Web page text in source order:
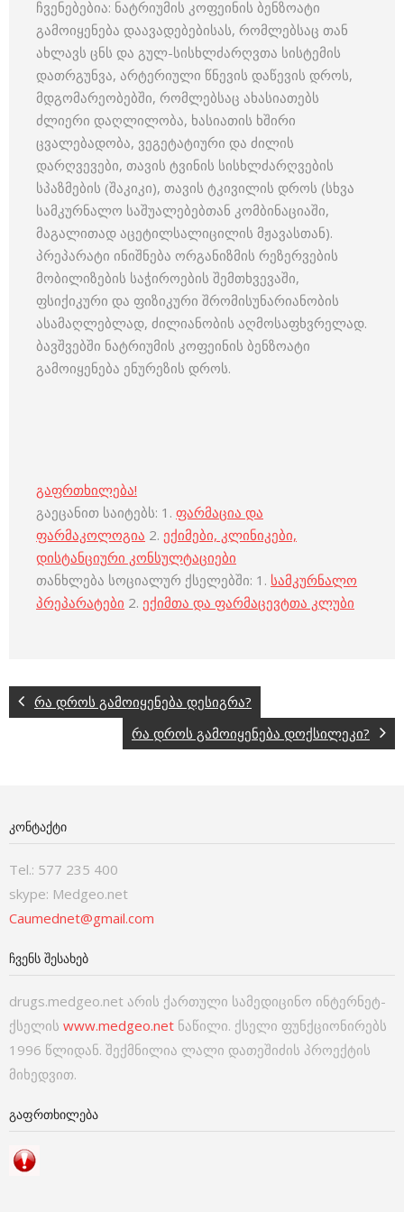
ჩვენებებია: ნატრიუმის კოფეინის ბენზოატი
გამოიყენება დაავადებებისას, რომლებსაც თან
ახლავს ცნს და გულ-სისხლძარღვთა სისტემის
დათრგუნვა, არტერიული წნევის დაწევის დროს,
მდგომარეობებში, რომლებსაც ახასიათებს
ძლიერი დაღლილობა, ხასიათის ხშირი
ცვალებადობა, ვეგეტატიური და ძილის
დარღვევები, თავის ტვინის სისხლძარღვების
სპაზმების (შაკიკი), თავის ტკივილის დროს (სხვა
სამკურნალო საშუალებებთან კომბინაციაში,
მაგალითად აცეტილსალიცილის მჟავასთან).
პრეპარატი ინიშნება ორგანიზმის რეზერვების
მობილიზების საჭიროების შემთხვევაში,
ფსიქიკური და ფიზიკური შრომისუნარიანობის
ასამაღლებლად, ძილიანობის აღმოსაფხვრელად.
ბავშვებში ნატრიუმის კოფეინის ბენზოატი
გამოიყენება ენურეზის დროს.
გაფრთხილება!
გაეცანით საიტებს: 1. ფარმაცია და
ფარმაკოლოგია 2. ექიმები, კლინიკები,
დისტანციური კონსულტაციები
თანხლება სოციალურ ქსელებში: 1. სამკურნალო
პრეპარატები 2. ექიმთა და ფარმაცევტთა კლუბი
რა დროს გამოიყენება დესიგრა?
რა დროს გამოიყენება დოქსილეკი?
ᲙᲝᲜᲢᲐᲥᲢᲘ
Tel.: 577 235 400
skype: Medgeo.net
Caumednet@gmail.com
ᲩᲕᲔᲜᲡ ᲨᲔᲡᲐᲮᲔᲑ
drugs.medgeo.net არის ქართული სამედიცინო ინტერნეტ-
ქსელის www.medgeo.net ნაწილი. ქსელი ფუნქციონირებს
1996 წლიდან. შექმნილია ლალი დათეშიძის პროექტის
მიხედვით.
ᲒᲐᲤᲠᲗᲮᲘᲚᲔᲑᲐ